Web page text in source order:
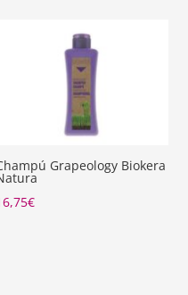
Grapeology Biokera
€